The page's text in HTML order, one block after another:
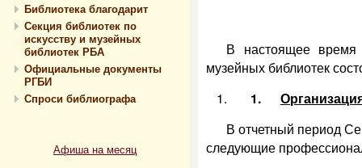
Библиотека благодарит
Секция библиотек по
искусству и музейных
библиотек РБА
Официальные документы
РГБИ
Спроси библиографа
Афиша на месяц
В настоящее время
музейных библиотек
1.
В отчетный период
следующие